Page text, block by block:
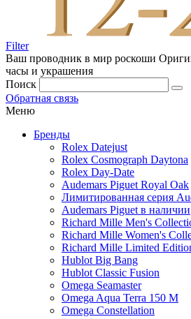
Filter
Ваш проводник в мир роскоши
часы и украшения
Поиск
Обратная связь
Меню
Бренды
Rolex Datejust
Rolex Cosmograph Daytona
Rolex Day-Date
Audemars Piguet Royal Oak
Лимитированная серия
Audemars Piguet в наличии
Richard Mille Men's
Richard Mille Women's
Richard Mille Limited
Hublot Big Bang
Hublot Classic Fusion
Omega Seamaster
Omega Aqua Terra 150 M
Omega Constellation